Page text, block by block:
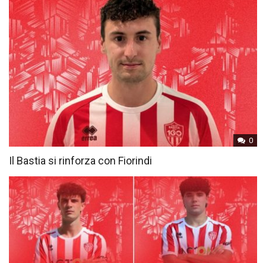
0
Il Bastia si rinforza con Fiorindi